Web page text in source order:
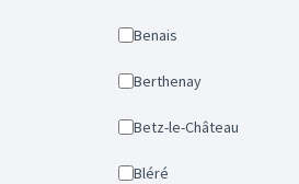
Benais
Berthenay
Betz-le-Château
Bléré